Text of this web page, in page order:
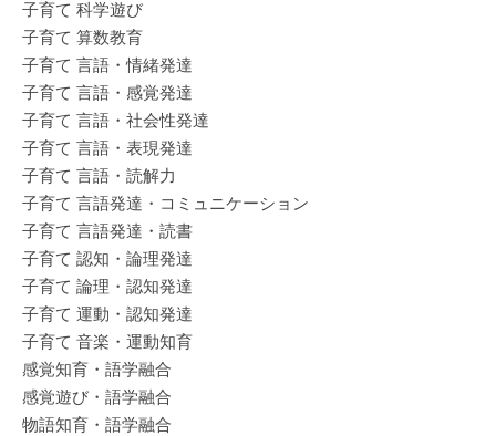
子育て 科学遊び
子育て 算数教育
子育て 言語・情緒発達
子育て 言語・感覚発達
子育て 言語・社会性発達
子育て 言語・表現発達
子育て 言語・読解力
子育て 言語発達・コミュニケーション
子育て 言語発達・読書
子育て 認知・論理発達
子育て 論理・認知発達
子育て 運動・認知発達
子育て 音楽・運動知育
感覚知育・語学融合
感覚遊び・語学融合
物語知育・語学融合